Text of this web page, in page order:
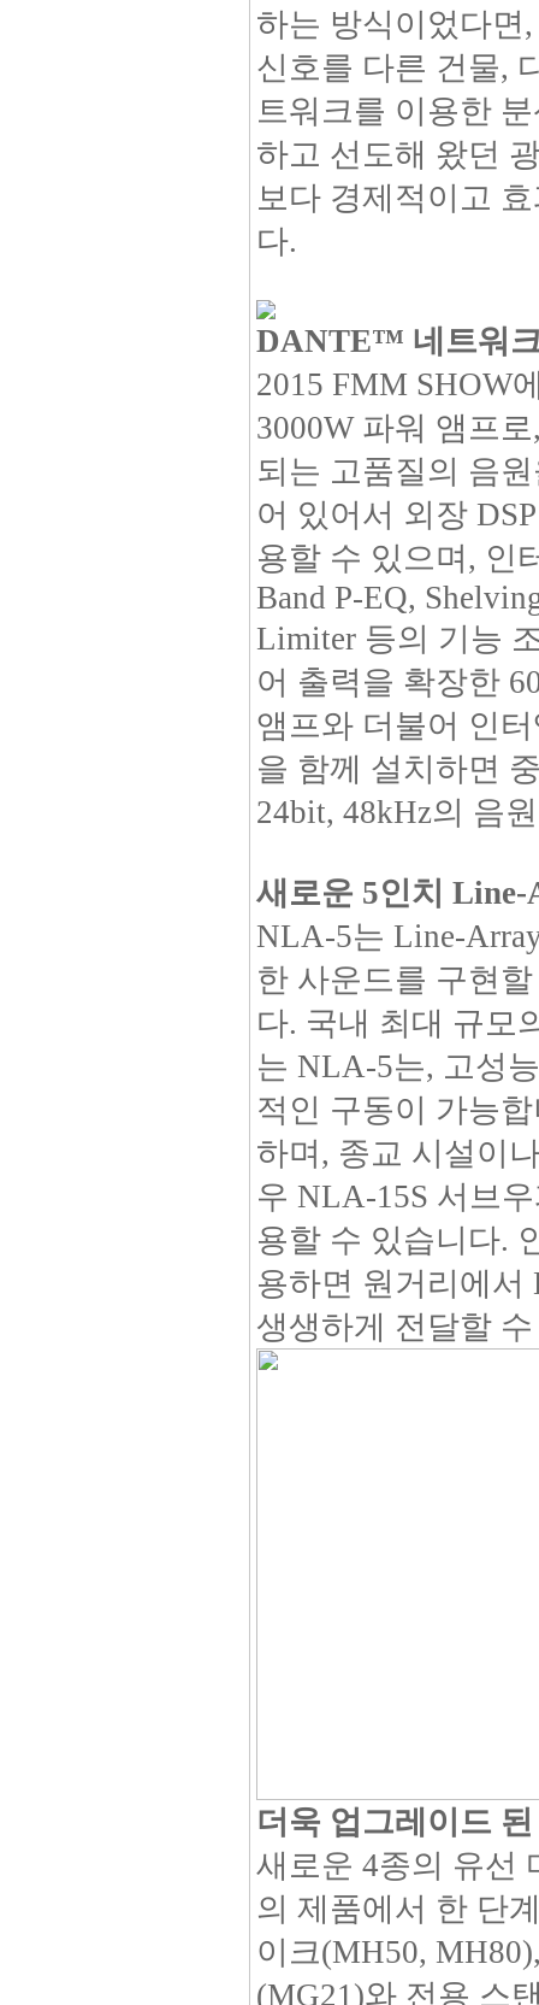
하는 방식이었다면
신호를 다른 건물,
트워크를 이용한
하고 선도해 왔던
보다 경제적이고
다.
DANTE™ 네트워
2015 FMM SHOW
3000W 파워 앰프
되는 고품질의 음
어 있어서 외장
용할 수 있으며, 인
Band P-EQ,
Limiter 등의 기능
어 출력을 확장한
앰프와 더불어 인
을 함께 설치하면
24bit, 48kHz의 음
새로운 5인치
NLA-5는 Line-
한 사운드를 구현
다. 국내 최대 규모
는 NLA-5는, 고성
적인 구동이 가능
하며, 종교 시설이
우 NLA-15S 서브
용할 수 있습니다.
용하면 원거리에
생생하게 전달할
더욱 업그레이드
새로운 4종의 유선
의 제품에서 한 단
이크(MH50,
(MG21)와 전용 스